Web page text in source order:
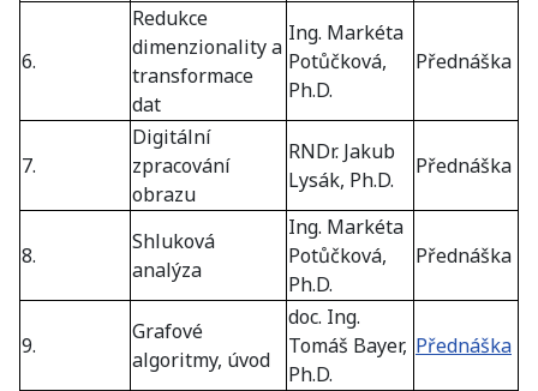
6.
Redukce
dimenzionality a
transformace
dat
Ing. Markéta
Potůčková,
Ph.D.
Přednáška
7.
Digitální
zpracování
obrazu
RNDr. Jakub
Lysák, Ph.D.
Přednáška
8.
Shluková
analýza
Ing. Markéta
Potůčková,
Ph.D.
Přednáška
9.
Grafové
algoritmy, úvod
doc. Ing.
Tomáš Bayer,
Ph.D.
Přednáška